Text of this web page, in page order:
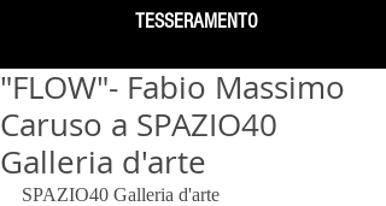
TESSERAMENTO
"FLOW"- Fabio Massimo
Caruso a SPAZIO40
Galleria d'arte
SPAZIO40 Galleria d'arte